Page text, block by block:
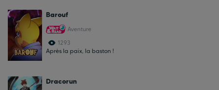
Barouf
Aventure
1293
Après la paix, la baston !
Dracorun